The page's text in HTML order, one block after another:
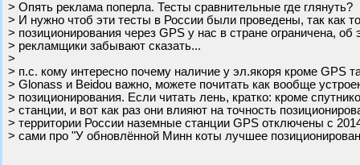
> Опять реклама поперла. Тесты сравнительные где глянуть?
> И нужно чтоб эти тесты в России были проведены, так как
> позиционирования через GPS у нас в стране ограничена, об
> рекламщики забывают сказать...
>
> п.с. кому интересно почему наличие у эл.якоря кроме GPS
> Glonass и Beidou важно, можете почитать как вообще
> позиционирования. Если читать лень, кратко: кроме
> станции, и вот как раз они влияют на точность
> территории России наземные станции GPS отключены с
> сами про "У обновлённой Минн коты лучшее